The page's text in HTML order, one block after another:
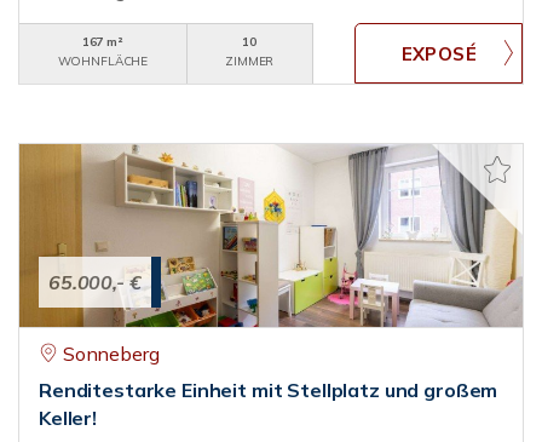
167 m²
WOHNFLÄCHE
10
ZIMMER
65.000,- €
Sonneberg
Renditestarke Einheit mit Stellplatz und großem
Keller!